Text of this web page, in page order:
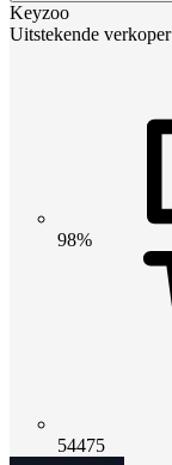
Keyzoo
Uitstekende verkoper
98%
54475